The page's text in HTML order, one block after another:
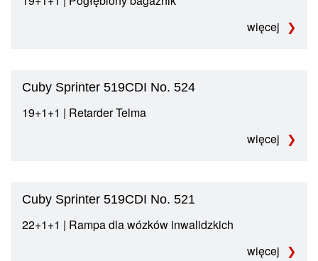
więcej
Cuby Sprinter 519CDI No. 524
19+1+1 | Retarder Telma
więcej
Cuby Sprinter 519CDI No. 521
22+1+1 | Rampa dla wózków inwalidzkich
więcej